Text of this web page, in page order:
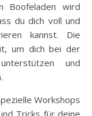
Boofeladen wird
du dich voll und
kannst. Die
um dich bei der
und
Workshops